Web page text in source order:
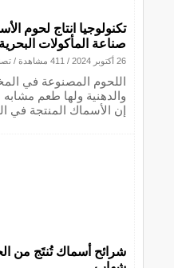
تكنولوجيا انتاج لحوم
صناعة المأكولات
26 أكتوبر 2024 / 411 مشاهدة /
اللحوم المصنوعة في
والدهنية ولها طعم
إن الأسماك المنتجة في
شرائح أسماك تُنتَج من